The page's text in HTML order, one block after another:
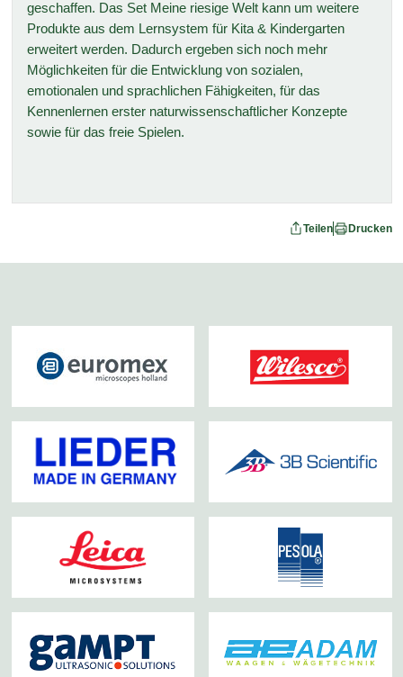
geschaffen. Das Set Meine riesige Welt kann um weitere
Produkte aus dem Lernsystem für Kita & Kindergarten
erweitert werden. Dadurch ergeben sich noch mehr
Möglichkeiten für die Entwicklung von sozialen,
emotionalen und sprachlichen Fähigkeiten, für das
Kennenlernen erster naturwissenschaftlicher Konzepte
sowie für das freie Spielen.
Teilen Drucken